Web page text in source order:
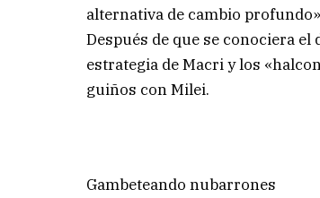
alternativa de cambio
Después de que se conociera
estrategia de Macri y los
guiños con Milei.
Gambeteando nubarrones